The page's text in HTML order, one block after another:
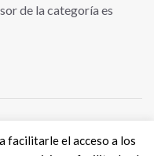
de la categoría es
facilitarle el acceso a los